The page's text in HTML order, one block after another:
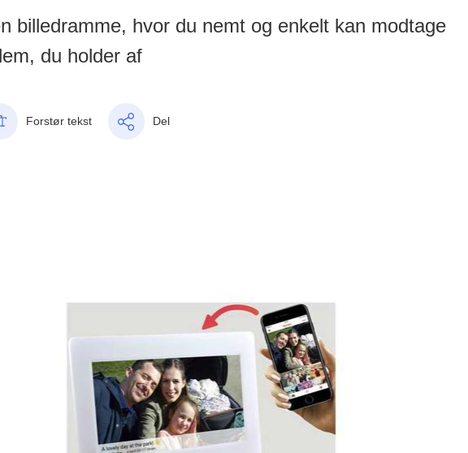
billedramme, hvor du nemt og enkelt kan modtage
du holder af
Forstør tekst Del